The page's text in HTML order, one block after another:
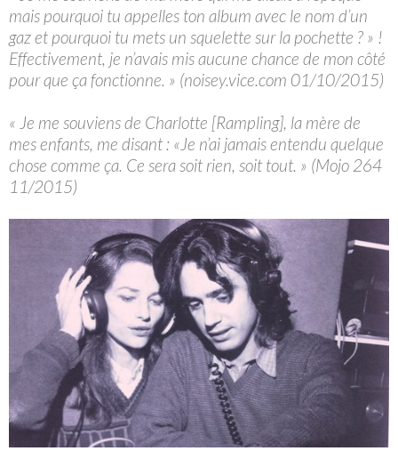
mais pourquoi tu appelles ton album avec le nom d’un
gaz et pourquoi tu mets un squelette sur la pochette ? » !
Effectivement, je n’avais mis aucune chance de mon côté
pour que ça fonctionne. » (noisey.vice.com 01/10/2015)
« Je me souviens de Charlotte [Rampling], la mère de
mes enfants, me disant : «Je n’ai jamais entendu quelque
chose comme ça. Ce sera soit rien, soit tout. » (Mojo 264
11/2015)